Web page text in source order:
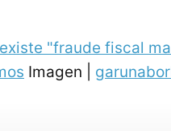
"fraude fiscal
Imagen |